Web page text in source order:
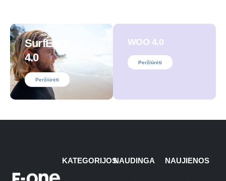
SurfEars
4.0
Peržiūrėti
WOO 4.0
Peržiūrėti
KATEGORIJOSNAUDINGA NAUJIENOS